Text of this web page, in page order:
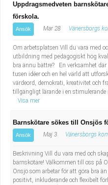
Uppdragsmedveten
förskola.
Ansök Mar 28 Vänersborgs
Om arbetsplatsen Vill du vara med
utbildning med pedagogiskt hög
bra ännu bättre? En verksamhet
tusen idéer och en hel värld att
värdeord, demokrati, kreativitet och
tillgängligt lärande i en
Visa mer
Barnskötare sökes till Onsjös
Ansök Maj 3 Vänersborgs
Beskrivning Vill du vara med och
barnskötare! Välkommen till oss på
Onsjö som arbetar för att göra bra
positivt, inkluderande och flexibelt